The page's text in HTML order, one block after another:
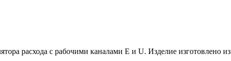
расхода с рабочими каналами E и U. Изделие изготовлено